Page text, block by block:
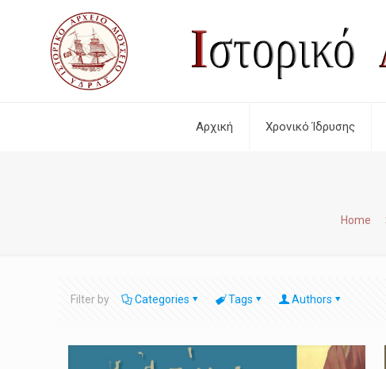
Αρχική Χρονικό Ίδρυσης
Home
Filter by Categories Tags Authors